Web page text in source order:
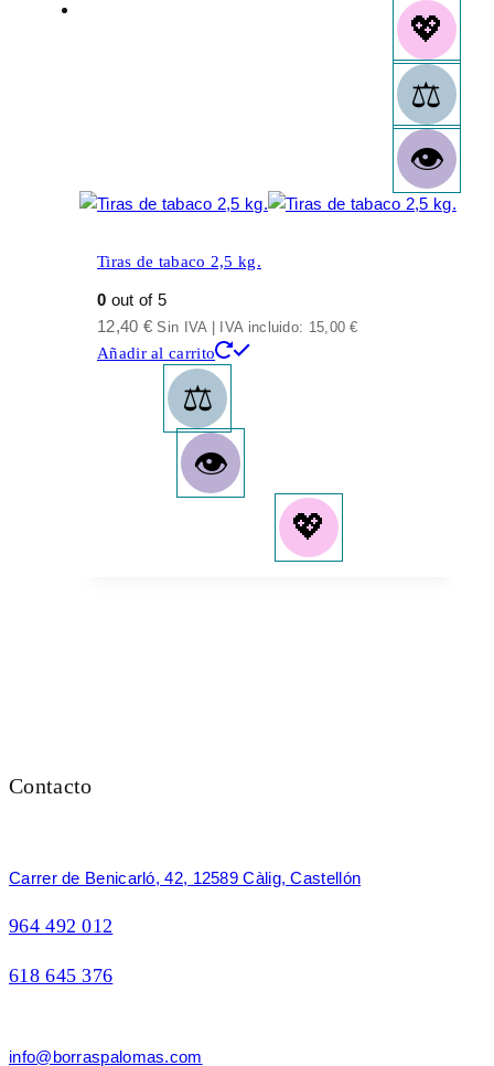
Tiras de tabaco 2,5 kg.
0 out of 5
12,40 € Sin IVA | IVA incluido: 15,00€
Añadir al carrito
Contacto
Carrer de Benicarló, 42, 12589 Càlig, Castellón
964 492 012
618 645 376
info@borraspalomas.com